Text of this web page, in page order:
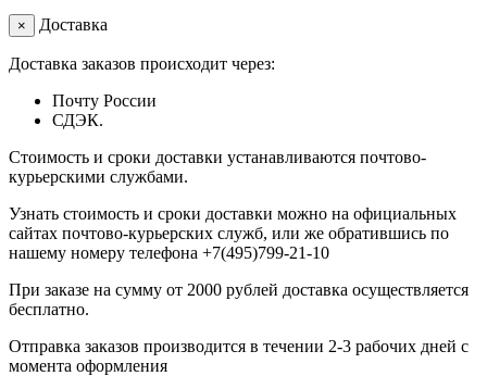
× Доставка
Доставка заказов происходит через:
Почту России
СДЭК.
Стоимость и сроки доставки устанавливаются почтово-
курьерскими службами.
Узнать стоимость и сроки доставки можно на официальных
сайтах почтово-курьерских служб, или же обратившись по
нашему номеру телефона +7(495)799-21-10
При заказе на сумму от 2000 рублей доставка осуществляется
бесплатно.
Отправка заказов производится в течении 2-3 рабочих дней с
момента оформления